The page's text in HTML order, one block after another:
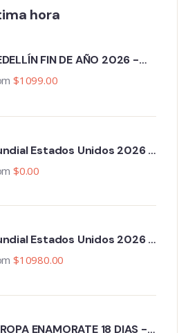
hora
FIN DE AÑO 2026 -
$1099.00
Estados Unidos 2026 -
Fase 13 ciudades - 18
19 Días, 3 Partidos
$0.00
Estados Unidos 2026 -
Fase 11 ciudades,
$10980.00
ENAMORATE 18 DIAS -